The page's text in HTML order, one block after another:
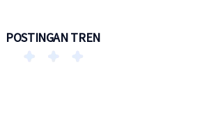
POSTINGAN TREN